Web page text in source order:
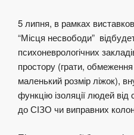
5 липня, в рамках
“Місця несвободи”
психоневрологічних
простору (грати,
маленький розмір ліжок),
функцію ізоляції людей
до СІЗО чи виправних